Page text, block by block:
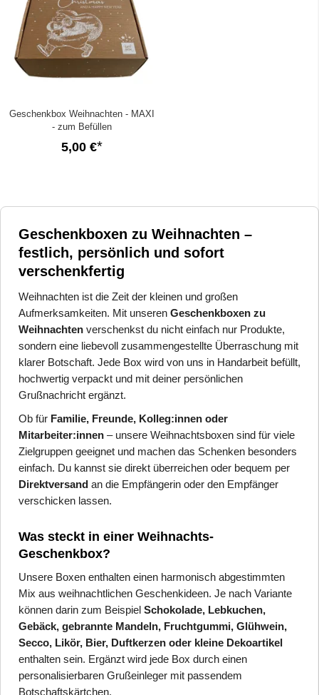
Geschenkbox Weihnachten - MAXI
- zum Befüllen
5,00 €
Geschenkboxen zu Weihnachten –
festlich, persönlich und sofort
verschenkfertig
Weihnachten ist die Zeit der kleinen und großen
Aufmerksamkeiten. Mit unseren Geschenkboxen zu
Weihnachten verschenkst du nicht einfach nur Produkte,
sondern eine liebevoll zusammengestellte Überraschung mit
klarer Botschaft. Jede Box wird von uns in Handarbeit befüllt,
hochwertig verpackt und mit deiner persönlichen
Grußnachricht ergänzt.
Ob für Familie, Freunde, Kolleg:innen oder
Mitarbeiter:innen – unsere Weihnachtsboxen sind für viele
Zielgruppen geeignet und machen das Schenken besonders
einfach. Du kannst sie direkt überreichen oder bequem per
Direktversand an die Empfängerin oder den Empfänger
verschicken lassen.
Was steckt in einer Weihnachts-
Geschenkbox?
Unsere Boxen enthalten einen harmonisch abgestimmten
Mix aus weihnachtlichen Geschenkideen. Je nach Variante
können darin zum Beispiel Schokolade, Lebkuchen,
Gebäck, gebrannte Mandeln, Fruchtgummi, Glühwein,
Secco, Likör, Bier, Duftkerzen oder kleine Dekoartikel
enthalten sein. Ergänzt wird jede Box durch einen
personalisierbaren Grußeinleger mit passendem
Botschaftskärtchen.